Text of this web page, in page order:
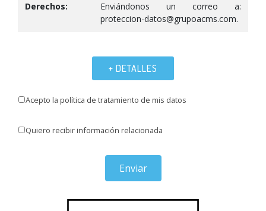
Derechos:
Enviándonos un correo a:
proteccion-datos@grupoacms.com.
+ DETALLES
Acepto la política de tratamiento de mis datos
Quiero recibir información relacionada
Enviar